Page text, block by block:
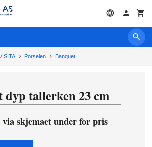
Porselen Banquet
dyp tallerken 23 cm
skjemaet under for pris